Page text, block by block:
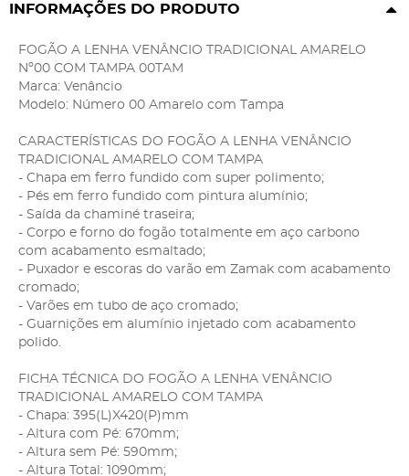
INFORMAÇÕES DO PRODUTO
FOGÃO A LENHA VENÂNCIO TRADICIONAL AMARELO
Nº00 COM TAMPA 00TAM
Marca: Venâncio
Modelo: Número 00 Amarelo com Tampa
CARACTERÍSTICAS DO FOGÃO A LENHA VENÂNCIO
TRADICIONAL AMARELO COM TAMPA
- Chapa em ferro fundido com super polimento;
- Pés em ferro fundido com pintura alumínio;
- Saída da chaminé traseira;
- Corpo e forno do fogão totalmente em aço carbono
com acabamento esmaltado;
- Puxador e escoras do varão em Zamak com acabamento
cromado;
- Varões em tubo de aço cromado;
- Guarnições em alumínio injetado com acabamento
polido.
FICHA TÉCNICA DO FOGÃO A LENHA VENÂNCIO
TRADICIONAL AMARELO COM TAMPA
- Chapa: 395(L)X420(P)mm
- Altura com Pé: 670mm;
- Altura sem Pé: 590mm;
- Altura Total: 1090mm;